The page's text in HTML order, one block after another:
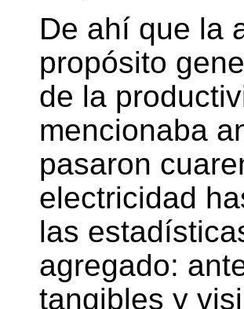
De ahí que la
propósito
de la
mencionaba
pasaron
electricidad
las
agregado:
tangibles y